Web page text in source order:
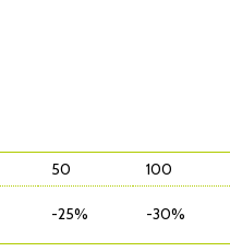
50 100
-25% -30%